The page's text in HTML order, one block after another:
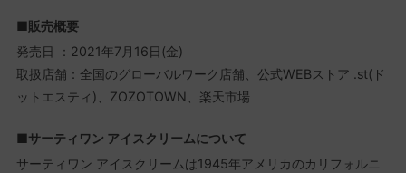
■販売概要
発売日 ：2021年7月16日(金)
取扱店舗：全国のグローバルワーク店舗、公式WEBストア .st(ド
ットエスティ)、ZOZOTOWN、楽天市場
■サーティワン アイスクリームについて
サーティワン アイスクリームは1945年アメリカのカリフォルニ